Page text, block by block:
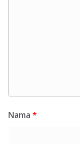
Nama *